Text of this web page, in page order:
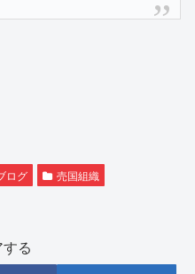
ログ 売国組織
る